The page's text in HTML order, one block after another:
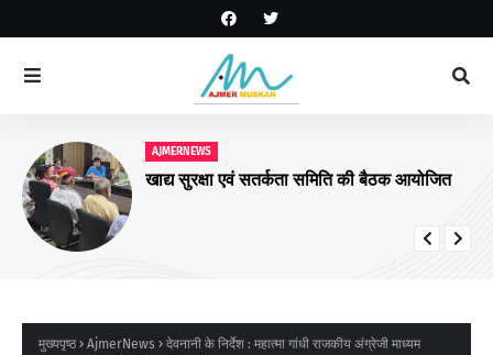
AJMERNEWS
खाद्य सुरक्षा एवं सतर्कता समिति की बैठक आयोजित
मुख्यपृष्ठ AjmerNews
देवनानी के निर्देश : महात्मा गांधी राजकीय अंग्रेजी माध्यम